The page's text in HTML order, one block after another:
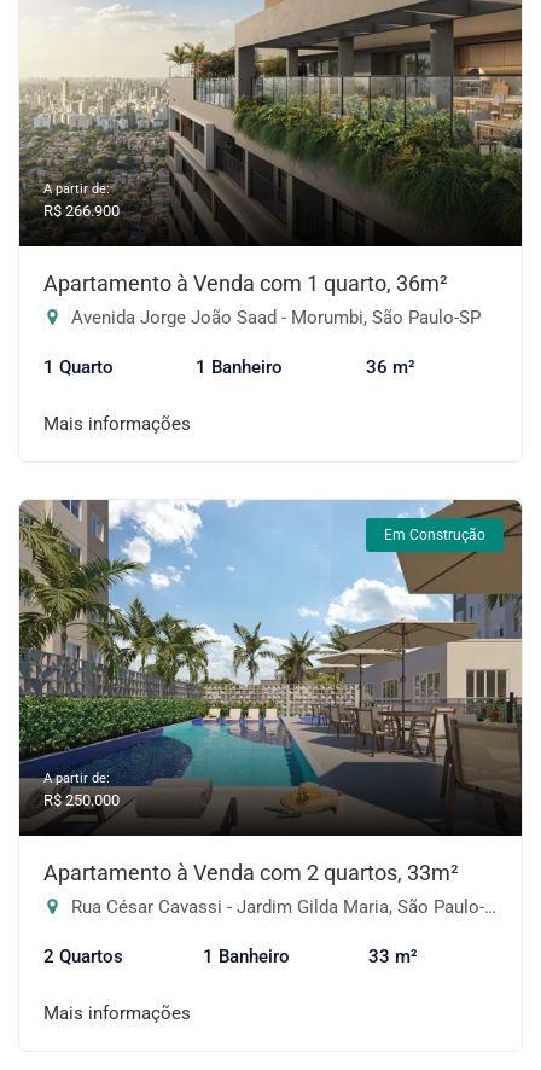
A partir de:
R$ 266.900
Apartamento à Venda com 1 quarto, 36m²
Avenida Jorge João Saad - Morumbi, São Paulo-SP
1 Quarto 1 Banheiro 36 m²
Mais informações
Em Construção
A partir de:
R$ 250.000
Apartamento à Venda com 2 quartos, 33m²
Rua César Cavassi - Jardim Gilda Maria, São Paulo-SP
2 Quartos 1 Banheiro 33 m²
Mais informações